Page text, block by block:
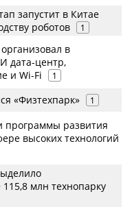
запустит в Китае
роботов
1
в
дата-центр,
и Wi-Fi
1
«Физтехпарк» 1
программы развития
высоких технологий
млн технопарку